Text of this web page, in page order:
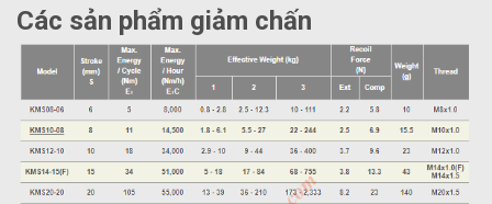
Các sản phẩm giảm chấn